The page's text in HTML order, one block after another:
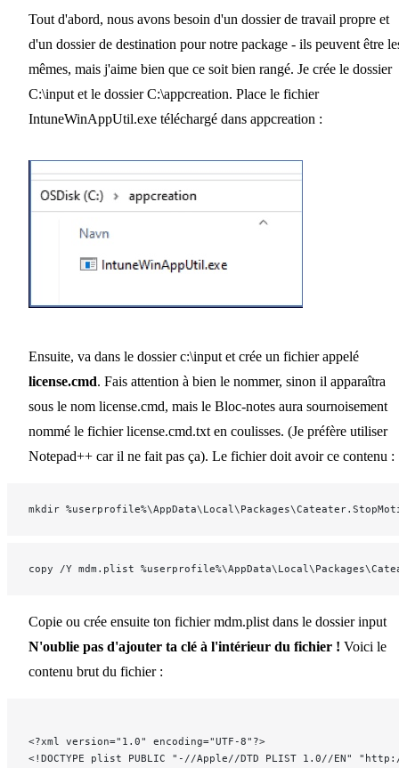
Tout d'abord, nous avons besoin d'un dossier de travail propre et
d'un dossier de destination pour notre package - ils peuvent être
mêmes, mais j'aime bien que ce soit bien rangé. Je crée le dossier
C:\input et le dossier C:\appcreation. Place le fichier
IntuneWinAppUtil.exe téléchargé dans appcreation :
Ensuite, va dans le dossier c:\input et crée un fichier appelé
license.cmd. Fais attention à bien le nommer, sinon il apparaîtra
sous le nom license.cmd, mais le Bloc-notes aura sournoisement
nommé le fichier license.cmd.txt en coulisses. (Je préfère utiliser
Notepad++ car il ne fait pas ça). Le fichier doit avoir ce contenu :
mkdir
copy /Y mdm.plist
Copie ou crée ensuite ton fichier mdm.plist dans le dossier input
N'oublie pas d'ajouter ta clé à l'intérieur du fichier ! Voici le
contenu brut du fichier :
<?xml version="1.0" encoding="UTF-8"?>
<!DOCTYPE plist PUBLIC "-//Apple//DTD PLIST 1.0//EN"